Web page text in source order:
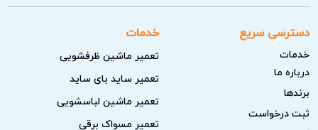
دسترسی سریع
خدمات
درباره ما
برندها
ثبت درخواست
خدمات
تعمیر ماشین ظرفشویی
تعمیر ساید بای ساید
تعمیر ماشین لباسشویی
تعمیر مسواک برقی